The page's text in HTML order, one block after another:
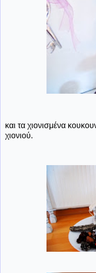
και τα χιονισμένα
χιονιού.